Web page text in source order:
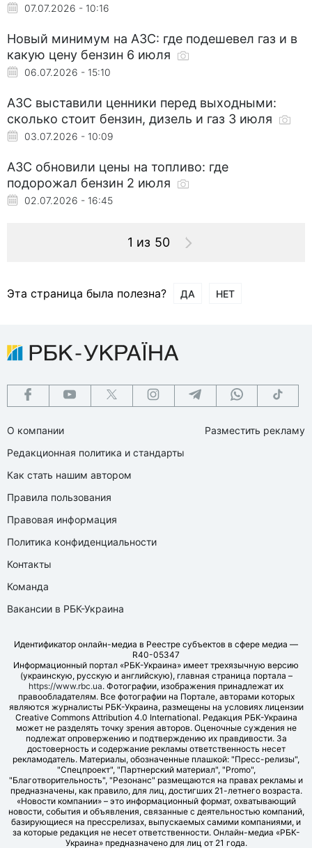
07.07.2026 - 10:16
Новый минимум на АЗС: где подешевел газ и в
какую цену бензин 6 июля
06.07.2026 - 15:10
АЗС выставили ценники перед выходными:
сколько стоит бензин, дизель и газ 3 июля
03.07.2026 - 10:09
АЗС обновили цены на топливо: где
подорожал бензин 2 июля
02.07.2026 - 16:45
1 из 50
Эта страница была полезна? ДА НЕТ
О компании
Редакционная политика и стандарты
Как стать нашим автором
Правила пользования
Правовая информация
Политика конфиденциальности
Контакты
Команда
Вакансии в РБК-Украина
Разместить рекламу
Идентификатор онлайн-медиа в Реестре субъектов в сфере медиа —
R40-05347
Информационный портал «РБК-Украина» имеет трехязычную версию
(украинскую, русскую и английскую), главная страница портала –
https://www.rbc.ua. Фотографии, изображения принадлежат их
правообладателям. Все фотографии на Портале, авторами которых
являются журналисты РБК-Украина, размещены на условиях лицензии
Creative Commons Attribution 4.0 International. Редакция РБК-Украина
может не разделять точку зрения авторов. Оценочные суждения не
подлежат опровержению и подтверждению их правдивости. За
достоверность и содержание рекламы ответственность несет
рекламодатель. Материалы, обозначенные плашкой: "Пресс-релизы",
"Спецпроект", "Партнерский материал", "Promo",
"Благотворительность", "Резонанс" размещаются на правах рекламы и
предназначены, как правило, для лиц, достигших 21-летнего возраста.
«Новости компании» – это информационный формат, охватывающий
новости, события и объявления, связанные с деятельностью компаний,
базирующиеся на прессрелизах, выпускаемых самими компаниями, и
за которые редакция не несет ответственности. Онлайн-медиа «РБК-
Украина» предназначено для лиц от 21 года.